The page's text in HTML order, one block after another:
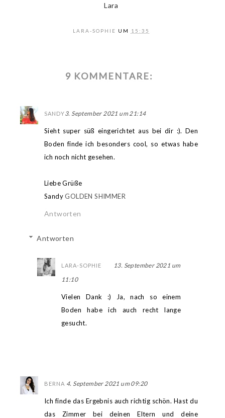
Lara
LARA-SOPHIE UM 15:35
9 KOMMENTARE:
SANDY3. September 2021 um 21:14
Sieht super süß eingerichtet aus bei dir :). Den
Boden finde ich besonders cool, so etwas habe
ich noch nicht gesehen.
Liebe Grüße
SandyGOLDEN SHIMMER
Antworten
Antworten
LARA-SOPHIE
13. September 2021 um
11:10
Vielen Dank :) Ja, nach so einem
Boden habe ich auch recht lange
gesucht.
BERNA 4. September 2021 um 09:20
Ich finde das Ergebnis auch richtig schön. Hast du
das Zimmer bei deinen Eltern und deine